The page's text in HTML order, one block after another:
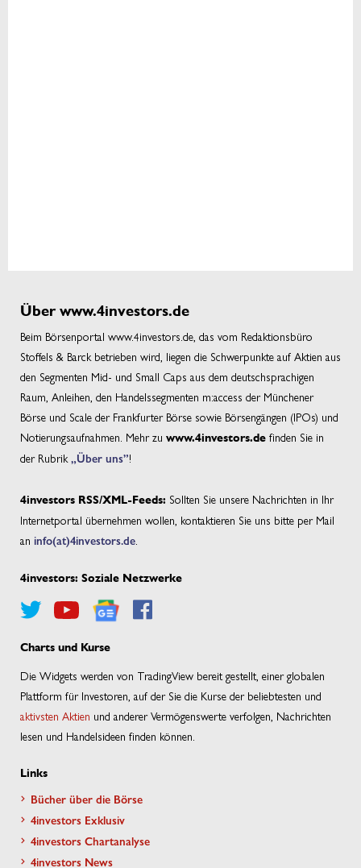
Über www.4investors.de
Beim Börsenportal www.4investors.de, das vom Redaktionsbüro
Stoffels & Barck betrieben wird, liegen die Schwerpunkte auf Aktien aus
den Segmenten Mid- und Small Caps aus dem deutschsprachigen
Raum, Anleihen, den Handelssegmenten m:access der Münchener
Börse und Scale der Frankfurter Börse sowie Börsengängen (IPOs) und
Notierungsaufnahmen. Mehr zu www.4investors.de finden Sie in
der Rubrik „Über uns”!
4investors RSS/XML-Feeds: Sollten Sie unsere Nachrichten in Ihr
Internetportal übernehmen wollen, kontaktieren Sie uns bitte per Mail
an info(at)4investors.de
4investors: Soziale Netzwerke
Charts und Kurse
Die Widgets werden von TradingView bereit gestellt, einer globalen
Plattform für Investoren, auf der Sie die Kurse der beliebtesten und
aktivsten Aktien und anderer Vermögenswerte verfolgen, Nachrichten
lesen und Handelsideen finden können.
Links
Bücher über die Börse
4investors Exklusiv
4investors Chartanalyse
4investors News